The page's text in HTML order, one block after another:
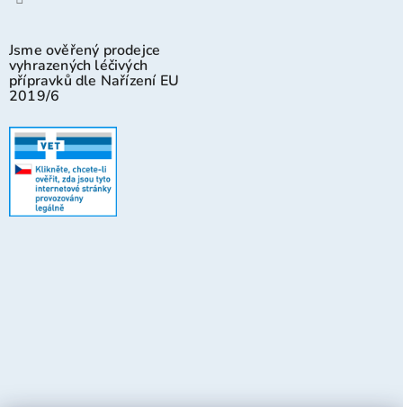
Jsme ověřený prodejce
vyhrazených léčivých
přípravků dle Nařízení EU
2019/6